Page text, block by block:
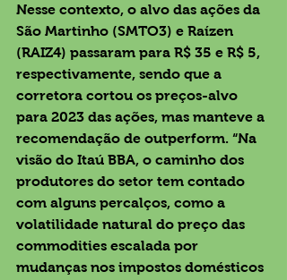
Nesse contexto, o alvo das ações da
São Martinho (SMTO3) e Raízen
(RAIZ4) passaram para R$ 35 e R$ 5,
respectivamente, sendo que a
corretora cortou os preços-alvo
para 2023 das ações, mas manteve a
recomendação de outperform. “Na
visão do Itaú BBA, o caminho dos
produtores do setor tem contado
com alguns percalços, como a
volatilidade natural do preço das
commodities escalada por
mudanças nos impostos domésticos